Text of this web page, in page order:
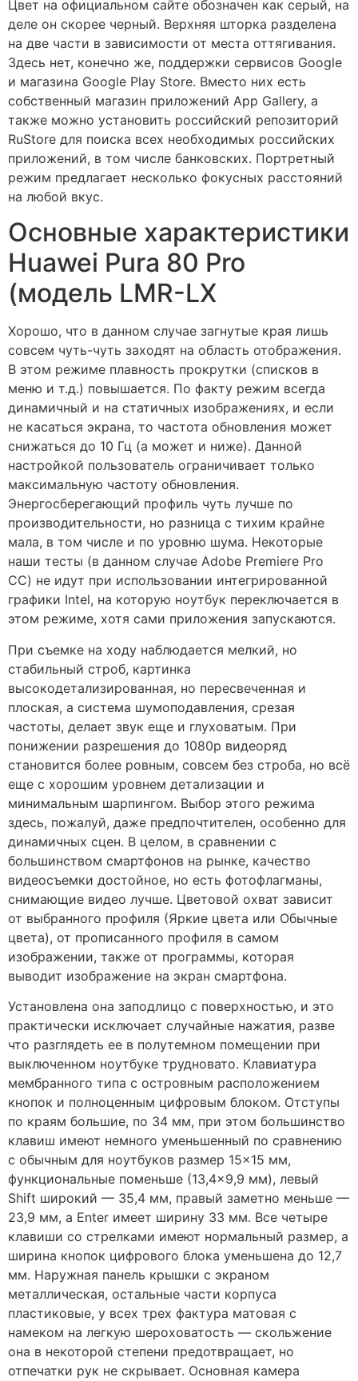
Цвет на официальном сайте обозначен как серый, на
деле он скорее черный. Верхняя шторка разделена
на две части в зависимости от места оттягивания.
Здесь нет, конечно же, поддержки сервисов Google
и магазина Google Play Store. Вместо них есть
собственный магазин приложений App Gallery, а
также можно установить российский репозиторий
RuStore для поиска всех необходимых российских
приложений, в том числе банковских. Портретный
режим предлагает несколько фокусных расстояний
на любой вкус.
Основные характеристики
Huawei Pura 80 Pro
(модель LMR-LX
Хорошо, что в данном случае загнутые края лишь
совсем чуть-чуть заходят на область отображения.
В этом режиме плавность прокрутки (списков в
меню и т.д.) повышается. По факту режим всегда
динамичный и на статичных изображениях, и если
не касаться экрана, то частота обновления может
снижаться до 10 Гц (а может и ниже). Данной
настройкой пользователь ограничивает только
максимальную частоту обновления.
Энергосберегающий профиль чуть лучше по
производительности, но разница с тихим крайне
мала, в том числе и по уровню шума. Некоторые
наши тесты (в данном случае Adobe Premiere Pro
CC) не идут при использовании интегрированной
графики Intel, на которую ноутбук переключается в
этом режиме, хотя сами приложения запускаются.
При съемке на ходу наблюдается мелкий, но
стабильный строб, картинка
высокодетализированная, но пересвеченная и
плоская, а система шумоподавления, срезая
частоты, делает звук еще и глуховатым. При
понижении разрешения до 1080р видеоряд
становится более ровным, совсем без строба, но всё
еще с хорошим уровнем детализации и
минимальным шарпингом. Выбор этого режима
здесь, пожалуй, даже предпочтителен, особенно для
динамичных сцен. В целом, в сравнении с
большинством смартфонов на рынке, качество
видеосъемки достойное, но есть фотофлагманы,
снимающие видео лучше. Цветовой охват зависит
от выбранного профиля (Яркие цвета или Обычные
цвета), от прописанного профиля в самом
изображении, также от программы, которая
выводит изображение на экран смартфона.
Установлена она заподлицо с поверхностью, и это
практически исключает случайные нажатия, разве
что разглядеть ее в полутемном помещении при
выключенном ноутбуке трудновато. Клавиатура
мембранного типа с островным расположением
кнопок и полноценным цифровым блоком. Отступы
по краям большие, по 34 мм, при этом большинство
клавиш имеют немного уменьшенный по сравнению
с обычным для ноутбуков размер 15×15 мм,
функциональные поменьше (13,4×9,9 мм), левый
Shift широкий — 35,4 мм, правый заметно меньше —
23,9 мм, а Enter имеет ширину 33 мм. Все четыре
клавиши со стрелками имеют нормальный размер, а
ширина кнопок цифрового блока уменьшена до 12,7
мм. Наружная панель крышки с экраном
металлическая, остальные части корпуса
пластиковые, у всех трех фактура матовая с
намеком на легкую шероховатость — скольжение
она в некоторой степени предотвращает, но
отпечатки рук не скрывает. Основная камера